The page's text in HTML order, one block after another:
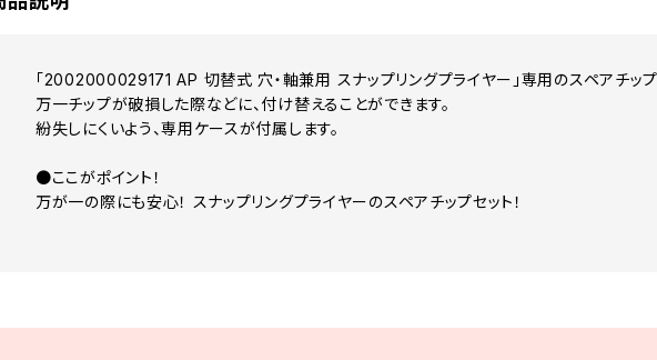
「2002000029171 AP 切替式 穴・軸兼用 スナップリングプライヤー」専用のスペアチップ
万一チップが破損した際などに、付け替えることができます。
紛失しにくいよう、専用ケースが付属します。
●ここがポイント！
万が一の際にも安心！ スナップリングプライヤーのスペアチップセット！